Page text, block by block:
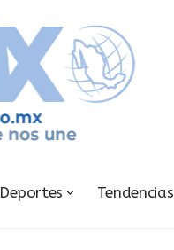
Deportes Tendencias